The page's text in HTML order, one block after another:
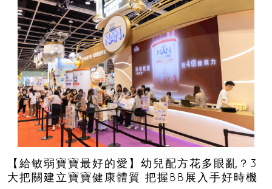
【給敏弱寶寶最好的愛】幼兒配方花多眼亂？3
大把關建立寶寶健康體質 把握BB展入手好時機